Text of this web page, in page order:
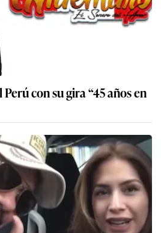
con su gira “45 años en